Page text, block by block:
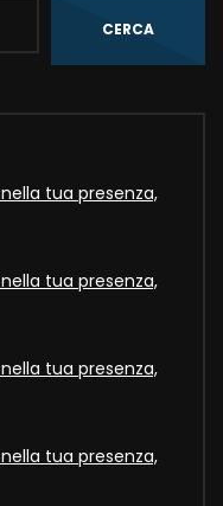
CERCA
tua presenza,
tua presenza,
tua presenza,
tua presenza,